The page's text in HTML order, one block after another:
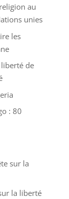
au
unies
les
liberté de
: 80
sur la
la liberté